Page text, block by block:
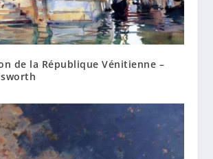
de la République Vénitienne –